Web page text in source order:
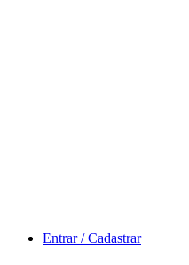
Entrar / Cadastrar